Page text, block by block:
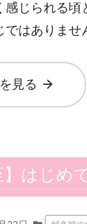
感じられる
ではありま
見る arrow_forward
】はじめ